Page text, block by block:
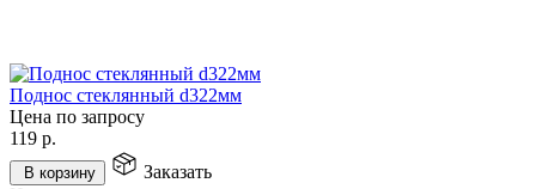
Поднос стеклянный d322мм
Цена по запросу
119 р.
В корзину
Заказать